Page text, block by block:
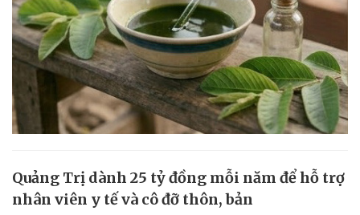
Quảng Trị dành 25 tỷ đồng mỗi năm để hỗ trợ
nhân viên y tế và cô đỡ thôn, bản